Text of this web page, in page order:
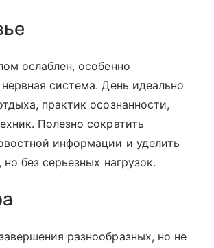
ослаблен, особенно
нервная система. День идеально
практик осознанности,
Полезно сократить
информации и уделить
без серьезных нагрузок.
разнообразных, но не